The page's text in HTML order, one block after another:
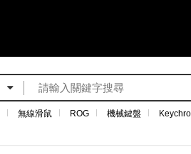
無線滑鼠 ROG 機械鍵盤